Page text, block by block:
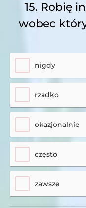
15. Robię
wobec
nigdy
rzadko
okazjonalnie
często
zawsze